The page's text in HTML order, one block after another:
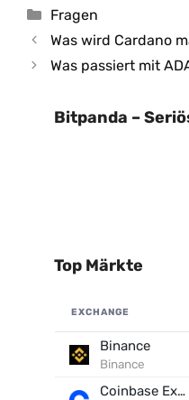
Kategorien
Fragen
Was wird Cardano
Was passiert mit
Bitpanda –
Top Märkte
EXCHANGE
Binance
Binance
Coinbase Exchange